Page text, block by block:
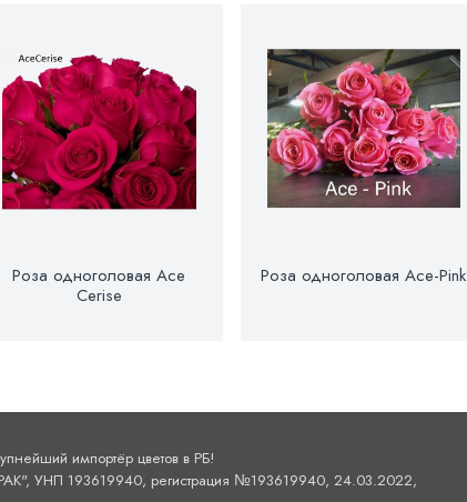
Роза одноголовая Ace
Cerise
Роза одноголовая Ace-Pink
импортёр цветов в РБ!
УНП 193619940, регистрация №193619940, 24.03.2022,